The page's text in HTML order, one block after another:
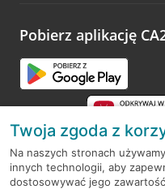
opinie.
Pobierz aplikację
RODO
Twoja zgoda z
Na naszych stronach
innych technologii, aby
dostosowywać jego